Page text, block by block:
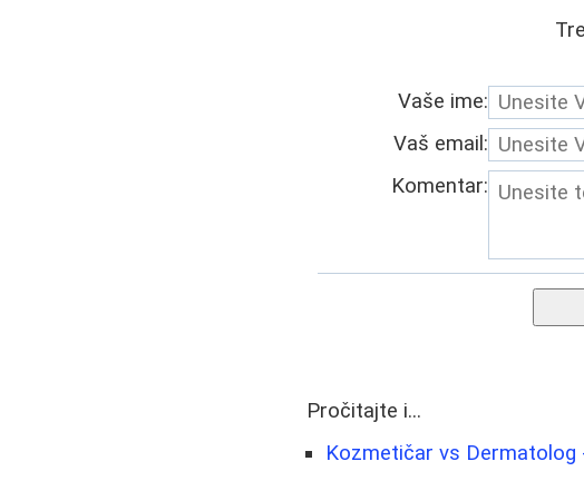
Vaše ime:
Vaš email:
Komentar:
Pročitajte i...
Kozmetičar vs Dermatolog